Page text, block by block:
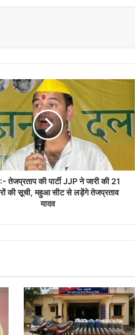
तेजप्रताप की पार्टी JJP ने जारी की 21
की सूची, महुआ सीट से लड़ेंगे तेजप्रताव
यादव